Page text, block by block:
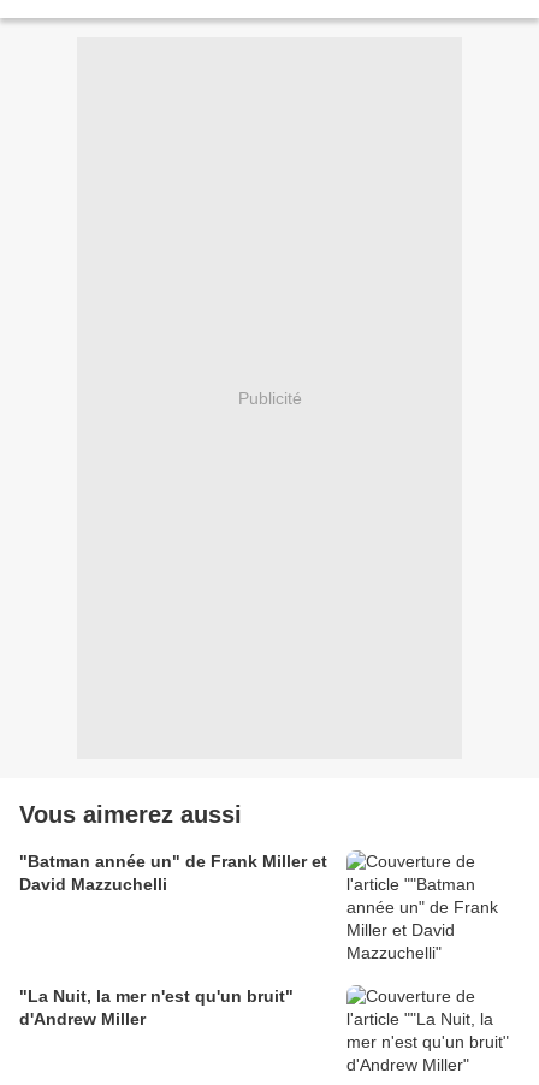
Publicité
Vous aimerez aussi
"Batman année un" de Frank Miller et
David Mazzuchelli
"La Nuit, la mer n'est qu'un bruit"
d'Andrew Miller